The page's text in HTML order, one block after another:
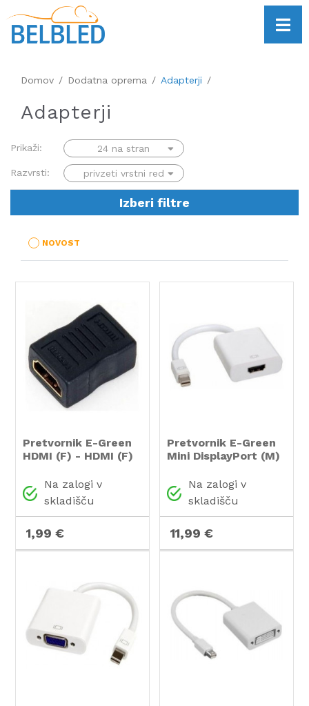
Domov Dodatna oprema Adapterji
Adapterji
Prikaži:
Razvrsti:
Izberi filtre
NOVOST
Pretvornik E-Green
HDMI (F) - HDMI (F)
Na zalogi v
skladišču
1,99 €
Pretvornik E-Green
Mini DisplayPort (M)
Na zalogi v
skladišču
11,99 €